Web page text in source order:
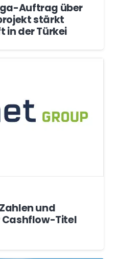
Auftrag über
stärkt
der Türkei
und
Cashflow-Titel